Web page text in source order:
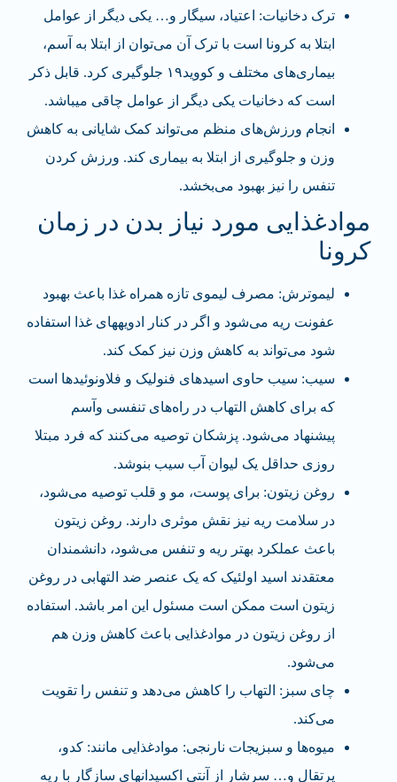
ترک دخانیات: اعتیاد، سیگار و… یکی دیگر از عوامل
ابتلا به کرونا است با ترک آن می‌توان از ابتلا به آسم،
بیماری‌های مختلف و کووید۱۹ جلوگیری کرد. قابل ذکر
است که دخانیات یکی دیگر از عوامل چاقی می‎باشد.
انجام ورزش‌های منظم می‌تواند کمک شایانی به کاهش
وزن و جلوگیری از ابتلا به بیماری کند. ورزش کردن
تنفس را نیز بهبود می‌بخشد.
موادغذایی مورد نیاز بدن در زمان
کرونا
لیموترش: مصرف لیموی تازه همراه غذا باعث بهبود
عفونت ریه می‌شود و اگر در کنار ادویه‎های غذا استفاده
شود می‌تواند به کاهش وزن نیز کمک کند.
سیب: سیب حاوی اسیدهای فنولیک و فلاونوئیدها است
که برای کاهش التهاب در راه‌های تنفسی وآسم
پیشنهاد می‌شود. پزشکان توصیه می‌کنند که فرد مبتلا
روزی حداقل یک لیوان آب سیب بنوشد.
روغن زیتون: برای پوست، مو و قلب توصیه می‌شود،
در سلامت ریه نیز نقش موثری دارند. روغن زیتون
باعث عملکرد بهتر ریه و تنفس می‌شود، دانشمندان
معتقدند اسید اولئیک که یک عنصر ضد التهابی در روغن
زیتون است ممکن است مسئول این امر باشد. استفاده
از روغن زیتون در موادغذایی باعث کاهش وزن هم
می‌شود.
چای سبز: التهاب را کاهش می‌دهد و تنفس را تقویت
می‌کند.
میو‌ه‌ها و سبزیجات نارنجی: مواد‌غذایی مانند: کدو،
پرتقال و… سرشار از آنتی اکسیدان‎های سازگار با ریه